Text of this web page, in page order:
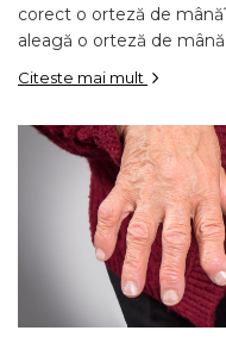
corect o orteză de
aleagă o orteză de
Citeste mai mult